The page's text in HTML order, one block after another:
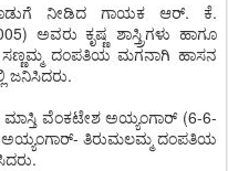
ನೀಡಿದ ಗಾಯಕ ಆರ್. ಕೆ.
ಅವರು ಕೃಷ್ಣ ಶಾಸ್ತ್ರಿಗಳು ಹಾಗೂ
ಸಣ್ಣಮ್ಮ ದಂಪತಿಯ ಮಗನಾಗಿ ಹಾಸನ
ಜನಿಸಿದರು.
ಮಾಸ್ತಿ ವೆಂಕಟೇಶ ಅಯ್ಯಂಗಾರ್ (6-6-
ಅಯ್ಯಂಗಾರ್- ತಿರುಮಲಮ್ಮ ದಂಪತಿಯ